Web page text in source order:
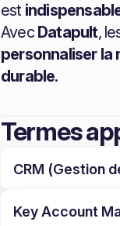
est
Avec Datapult,
personnaliser la
durable.
Termes
CRM (Gestion
Key Account